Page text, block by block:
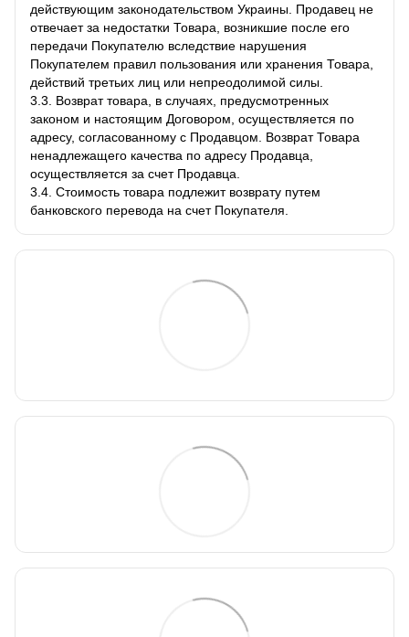
действующим законодательством Украины. Продавец не
отвечает за недостатки Товара, возникшие после его
передачи Покупателю вследствие нарушения
Покупателем правил пользования или хранения Товара,
действий третьих лиц или непреодолимой силы.
3.3. Возврат товара, в случаях, предусмотренных
законом и настоящим Договором, осуществляется по
адресу, согласованному с Продавцом. Возврат Товара
ненадлежащего качества по адресу Продавца,
осуществляется за счет Продавца.
3.4. Стоимость товара подлежит возврату путем
банковского перевода на счет Покупателя.